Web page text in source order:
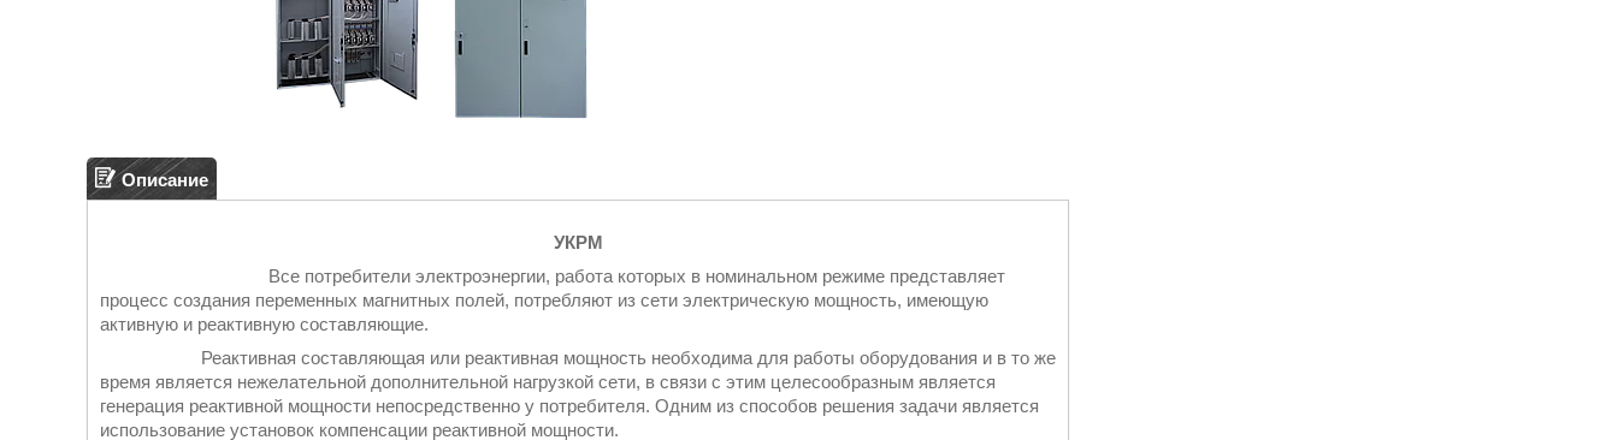
Описание
УКРМ
Все потребители электроэнергии, работа которых в номинальном режиме представляет
процесс создания переменных магнитных полей, потребляют из сети электрическую мощность, имеющую
активную и реактивную составляющие.
Реактивная составляющая или реактивная мощность необходима для работы оборудования и в то же
время является нежелательной дополнительной нагрузкой сети, в связи с этим целесообразным является
генерация реактивной мощности непосредственно у потребителя. Одним из способов решения задачи является
использование установок компенсации реактивной мощности.